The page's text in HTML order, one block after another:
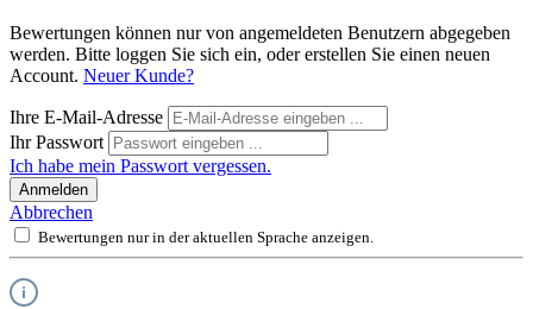
Bewertungen können nur von angemeldeten Benutzern abgegeben
werden. Bitte loggen Sie sich ein, oder erstellen Sie einen neuen
Account. Neuer Kunde?
Ihre E-Mail-Adresse
Ihr Passwort
Ich habe mein Passwort vergessen.
Anmelden
Abbrechen
Bewertungen nur in der aktuellen Sprache anzeigen.